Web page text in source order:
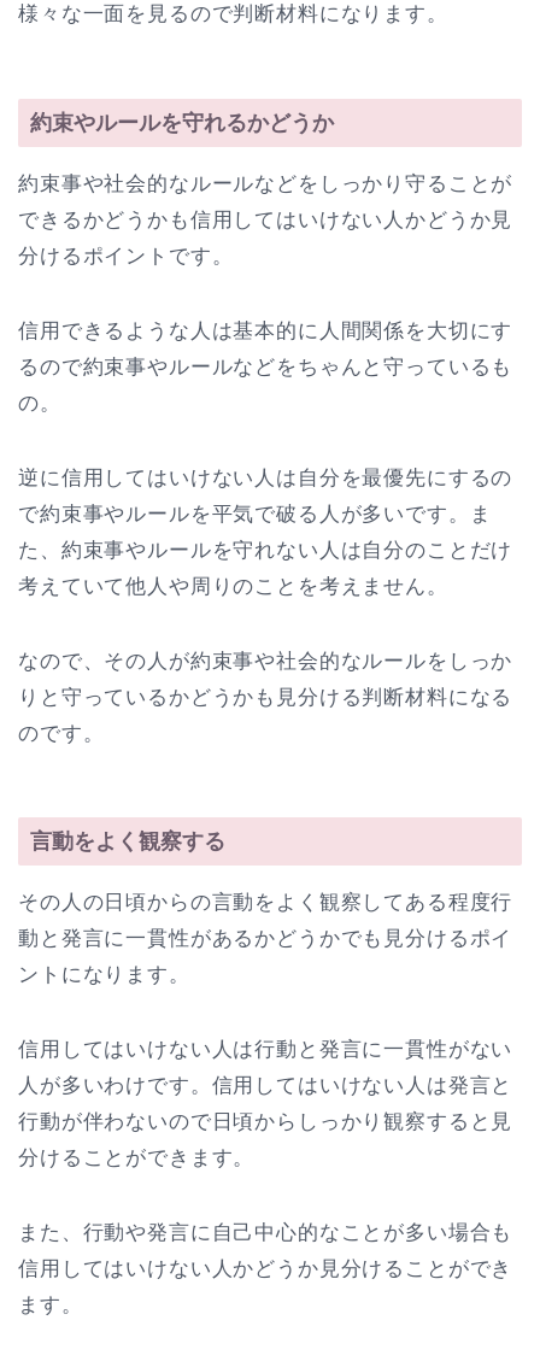
様々な一面を見るので判断材料になります。
約束やルールを守れるかどうか
約束事や社会的なルールなどをしっかり守ることが
できるかどうかも信用してはいけない人かどうか見
分けるポイントです。
信用できるような人は基本的に人間関係を大切にす
るので約束事やルールなどをちゃんと守っているも
の。
逆に信用してはいけない人は自分を最優先にするの
で約束事やルールを平気で破る人が多いです。ま
た、約束事やルールを守れない人は自分のことだけ
考えていて他人や周りのことを考えません。
なので、その人が約束事や社会的なルールをしっか
りと守っているかどうかも見分ける判断材料になる
のです。
言動をよく観察する
その人の日頃からの言動をよく観察してある程度行
動と発言に一貫性があるかどうかでも見分けるポイ
ントになります。
信用してはいけない人は行動と発言に一貫性がない
人が多いわけです。信用してはいけない人は発言と
行動が伴わないので日頃からしっかり観察すると見
分けることができます。
また、行動や発言に自己中心的なことが多い場合も
信用してはいけない人かどうか見分けることができ
ます。